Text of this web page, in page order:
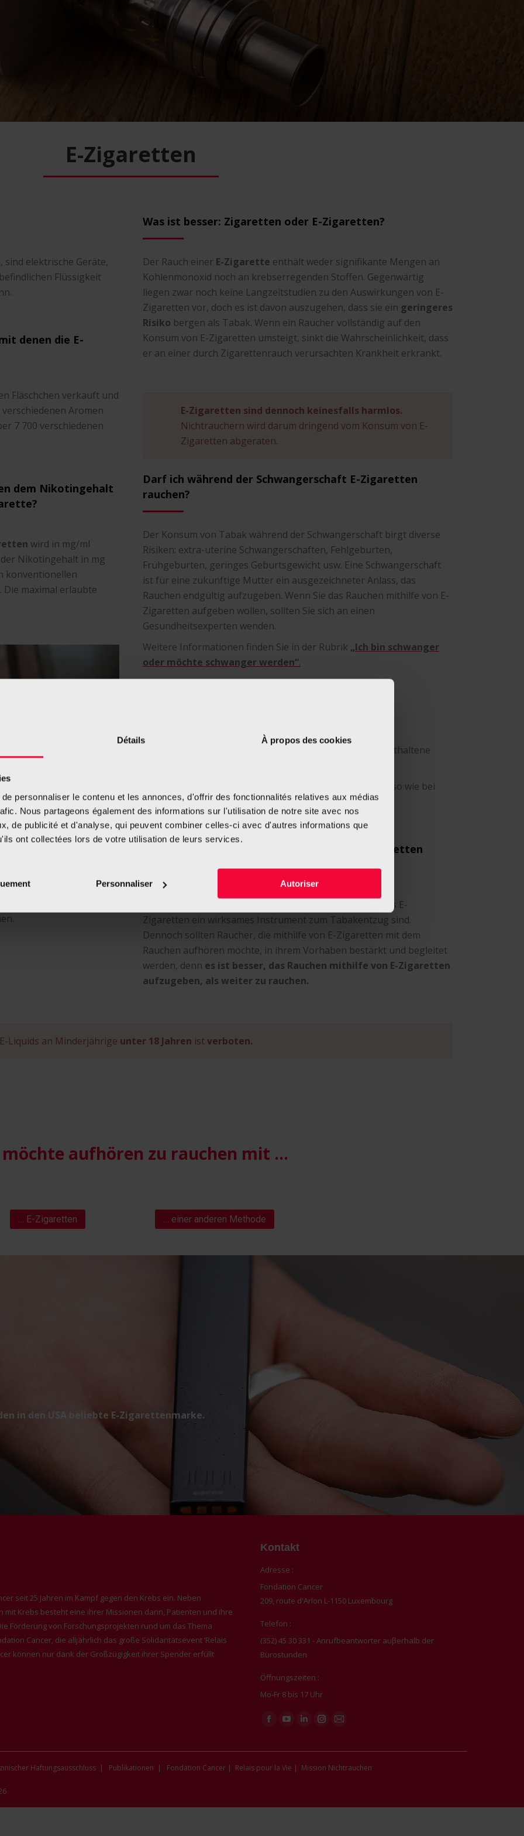
Détails À propos des cookies
personnaliser le contenu et les annonces, d'offrir des fonctionnalités relatives aux médias
Nous partageons également des informations sur l'utilisation de notre site avec nos
de publicité et d'analyse, qui peuvent combiner celles-ci avec d'autres informations que
ont collectées lors de votre utilisation de leurs services.
Personnaliser Autoriser
E-Zigaretten
elektrische Geräte,
Flüssigkeit
denen die E-
Fläschchen verkauft und
Aromen
7 700 verschiedenen
dem Nikotingehalt
wird in mg/ml
Nikotingehalt in mg
konventionellen
maximal erlaubte
der Wissenschaft ist es
Was ist besser: Zigaretten oder E-Zigaretten?
Der Rauch einer E-Zigarette enthält weder signifikante Mengen an
Kohlenmonoxid noch an krebserregenden Stoffen. Gegenwärtig
liegen zwar noch keine Langzeitstudien zu den Auswirkungen von E-
Zigaretten vor, doch es ist davon auszugehen, dass sie ein geringeres
Risiko bergen als Tabak. Wenn ein Raucher vollständig auf den
Konsum von E-Zigaretten umsteigt, sinkt die Wahrscheinlichkeit, dass
er an einer durch Zigarettenrauch verursachten Krankheit erkrankt.
E-Zigaretten sind dennoch keinesfalls harmlos.
Nichtrauchern wird darum dringend vom Konsum von E-
Zigaretten abgeraten.
Darf ich während der Schwangerschaft E-Zigaretten
rauchen?
Der Konsum von Tabak während der Schwangerschaft birgt diverse
Risiken: extra-uterine Schwangerschaften, Fehlgeburten,
Frühgeburten, geringes Geburtsgewicht usw. Eine Schwangerschaft
ist für eine zukünftige Mutter ein ausgezeichneter Anlass, das
Rauchen endgültig aufzugeben. Wenn Sie das Rauchen mithilfe von E-
Zigaretten aufgeben wollen, sollten Sie sich an einen
Gesundheitsexperten wenden.
Weitere Informationen finden Sie in der Rubrik „Ich bin schwanger
oder möchte schwanger werden“.
Das in konventionellen und elektronischen Zigaretten enthaltene
Damit kann das in E-Zigaretten enthaltene Nikotin, ebenso wie bei
den normalen Zigaretten, zu einer Abhängigkeit führen.
Ist es sinnvoll, das Rauchen mithilfe von E-Zigaretten
Bis dato wurde noch nicht wissenschaftlich erwiesen, dass E-
Zigaretten ein wirksames Instrument zum Tabakentzug sind.
Dennoch sollten Raucher, die mithilfe von E-Zigaretten mit dem
Rauchen aufhören möchte, in ihrem Vorhaben bestärkt und begleitet
werden, denn es ist besser, das Rauchen mithilfe von E-Zigaretten
aufzugeben, als weiter zu rauchen.
Liquids an Minderjährige unter 18 Jahren istverboten.
aufhören zu rauchen mit …
… E-Zigaretten … einer anderen Methode
in den USA beliebte E-Zigarettenmarke.
seit 25 Jahren im Kampf gegen den Krebs ein. Neben
Krebs besteht eine ihrer Missionen darin, Patienten und ihre
Förderung von Forschungsprojekten rund um das Thema
Cancer, die alljährlich das große Solidaritätsevent ‘Relais
können nur dank der Großzügigkeit ihrer Spender erfüllt
Kontakt
Adresse :
Fondation Cancer
209, route d'Arlon L-1150 Luxembourg
Telefon :
(352) 45 30 331 - Anrufbeantworter auβerhalb der
Bürostunden
Öffnungszeiten :
Mo-Fr 8 bis 17 Uhr
Finden Sie uns auf:
in
in
Linkedin
in
Instagram
in
opens
Haftungsausschluss | Publikationen | Fondation Cancer | Relais pour la Vie | Mission Nichtrauchen